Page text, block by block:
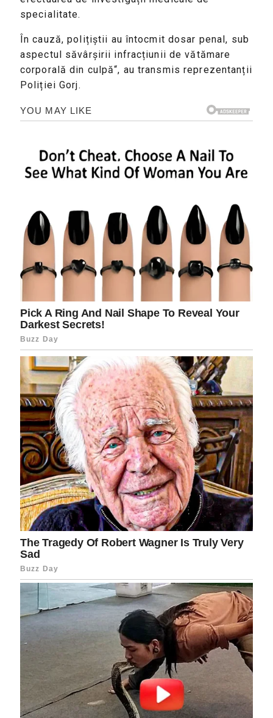
specialitate.
În cauză, polițiștii au întocmit dosar penal, sub
aspectul săvârșirii infracțiunii de vătămare
corporală din culpă“, au transmis reprezentanții
Poliției Gorj.